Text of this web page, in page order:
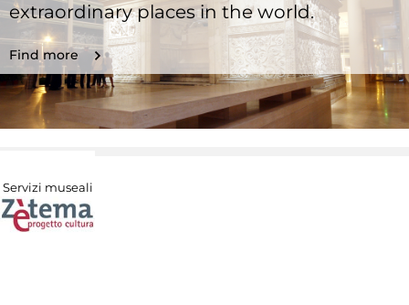
extraordinary places in the world.
Find more
Servizi museali